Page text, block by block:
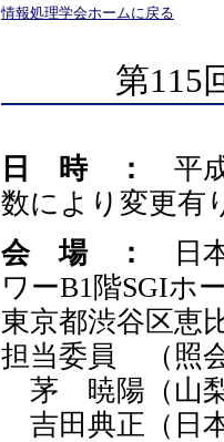
情報処理学会ホームに戻る
第115
日 時 ：
平
数により変更有
会 場 ：
日
ワーB1階SGIホ
東京都渋谷区
担当委員 （照会
茅 暁陽（山
吉田典正（日